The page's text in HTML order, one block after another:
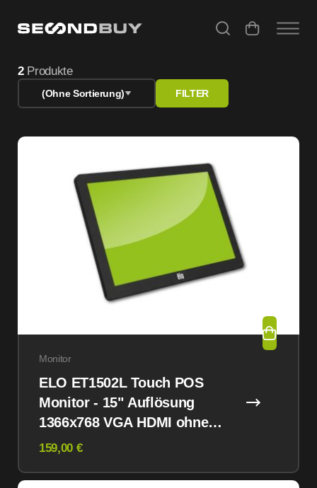
2Produkte
(Ohne Sortierung) FILTER
Monitor
ELO ET1502L Touch POS
Monitor - 15" Auflösung
1366x768 VGA HDMI ohne
Standfuß
159,00 €